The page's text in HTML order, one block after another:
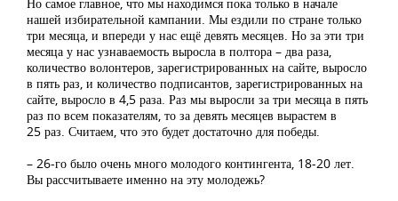
нашей избирательной кампании. Мы ездили по стране только
три месяца, и впереди у нас ещё девять месяцев. Но за эти три
месяца у нас узнаваемость выросла в полтора – два раза,
количество волонтеров, зарегистрированных на сайте, выросло
в пять раз, и количество подписантов, зарегистрированных на
сайте, выросло в 4,5 раза. Раз мы выросли за три месяца в пять
раз по всем показателям, то за девять месяцев вырастем в
25 раз. Считаем, что это будет достаточно для победы.
– 26-го было очень много молодого контингента, 18-20 лет.
Вы рассчитываете именно на эту молодежь?